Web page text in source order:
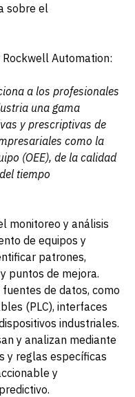
sobre el
Automation:
a los profesionales
una gama
y prescriptivas de
como la
(OEE), de la calidad
tiempo
monitoreo y análisis
de equipos y
patrones,
puntos de mejora.
de datos, como
(PLC), interfaces
industriales.
y analizan mediante
y reglas específicas
y